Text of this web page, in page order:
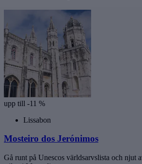
upp till -11 %
Lissabon
Mosteiro dos Jerónimos
Gå runt på Unescos världsarvslista och njut